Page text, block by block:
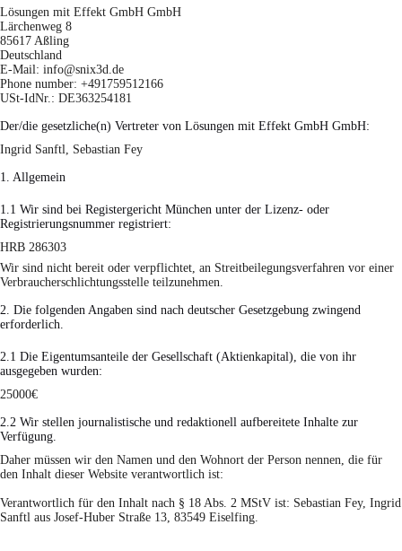
Lösungen mit Effekt GmbH GmbH
Lärchenweg 8
85617 Aßling
Deutschland
E-Mail: info@snix3d.de
Phone number: +491759512166
USt-IdNr.: DE363254181
Der/die gesetzliche(n) Vertreter von Lösungen mit Effekt GmbH GmbH:
Ingrid Sanftl, Sebastian Fey
1. Allgemein
1.1 Wir sind bei Registergericht München unter der Lizenz- oder
Registrierungsnummer registriert:
HRB 286303
Wir sind nicht bereit oder verpflichtet, an Streitbeilegungsverfahren vor einer
Verbraucherschlichtungsstelle teilzunehmen.
2. Die folgenden Angaben sind nach deutscher Gesetzgebung zwingend
erforderlich.
2.1 Die Eigentumsanteile der Gesellschaft (Aktienkapital), die von ihr
ausgegeben wurden:
25000€
2.2 Wir stellen journalistische und redaktionell aufbereitete Inhalte zur
Verfügung.
Daher müssen wir den Namen und den Wohnort der Person nennen, die für
den Inhalt dieser Website verantwortlich ist:
Verantwortlich für den Inhalt nach § 18 Abs. 2 MStV ist: Sebastian Fey, Ingrid
Sanftl aus Josef-Huber Straße 13, 83549 Eiselfing.